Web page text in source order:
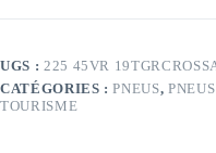
GE
AS
XL
FR
UGS : 225 45VR
CATÉGORIES :PNEUS,
TOURISME